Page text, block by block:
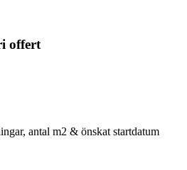
offert
antal m2 & önskat startdatum